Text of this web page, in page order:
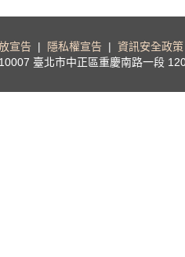
宣告 | 隱私權宣告 | 資訊安全政策
臺北市中正區重慶南路一段